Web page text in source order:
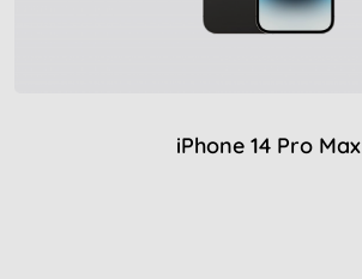
iPhone 14 Pro Max